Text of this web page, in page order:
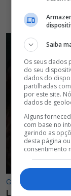
Saiba
Os seus dados
do seu
dados do
partilhadas
por este site.
dados de
Alguns
com base no
gerindo as
desta página
consentimento